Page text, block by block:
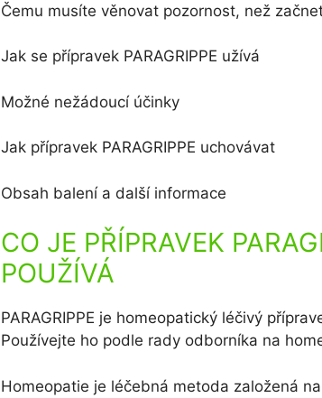
Čemu musíte věnovat pozornost, než
Jak se přípravek PARAGRIPPE užívá
Možné nežádoucí účinky
Jak přípravek PARAGRIPPE uchovávat
Obsah balení a další informace
CO JE PŘÍPRAVEK
POUŽÍVÁ
PARAGRIPPE je homeopatický léčivý
Používejte ho podle rady odborníka na
Homeopatie je léčebná metoda založená